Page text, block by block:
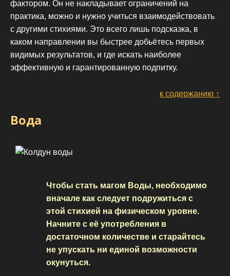
фактором. Он не накладывает ограничений на
практика, можно и нужно учиться взаимодействовать
с другими стихиями. Это всего лишь подсказка, в
каком направлении вы быстрее добьётесь первых
видимых результатов, и где искать наиболее
эффективную и гарантированную подпитку.
к содержанию ↑
Вода
Чтобы стать магом Воды, необходимо
вначале как следует подружиться с
этой стихией на физическом уровне.
Начните с её употребления в
достаточном количестве и старайтесь
не упускать ни единой возможности
окунуться.